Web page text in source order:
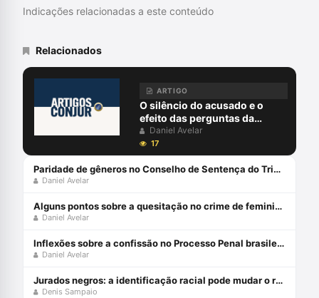
Indicações relacionadas a este conteúdo
Relacionados
ARTIGO
O silêncio do acusado e o
efeito das perguntas da
acusação em plenário
Daniel Avelar
17
Paridade de gêneros no Conselho de Sentença do Tribunal do Júri
Daniel Avelar
Alguns pontos sobre a quesitação no crime de feminicídio
Daniel Avelar
Inflexões sobre a confissão no Processo Penal brasileiro (parte 2)
Daniel Avelar
Jurados negros: a identificação racial pode mudar o resultado do julgamento?
Denis Sampaio